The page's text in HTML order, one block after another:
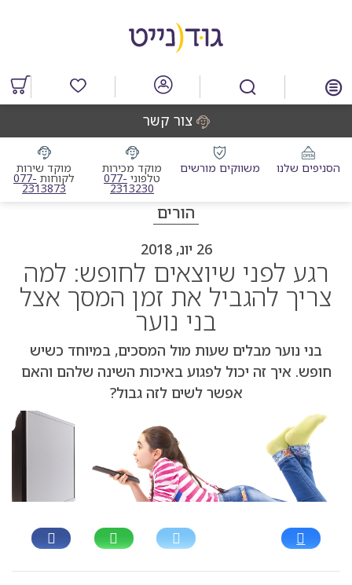
מרכזי
מוצרים
במועדפים
הסניפים שלנו משווקים מורשים מוקד מכירות
טלפונימוקד מכירות טלפוני
077-
2313230
מוקד שירות
לקוחותמוקד
077-
2313873
צור קשר
הורים
26 יונ, 2018
רגע לפני שיוצאים לחופש: למה
צריך להגביל את זמן המסך אצל
בני נוער
בני נוער מבלים שעות מול המסכים, במיוחד כשיש
חופש. איך זה יכול לפגוע באיכות השינה שלהם והאם
אפשר לשים לזה גבול?